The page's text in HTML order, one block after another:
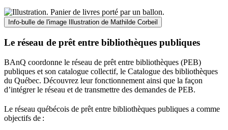
Info-bulle de l'image Illustration de Mathilde Corbeil
Le réseau de prêt entre bibliothèques publiques
BAnQ coordonne le réseau de prêt entre bibliothèques (PEB)
publiques et son catalogue collectif, le Catalogue des bibliothèques
du Québec. Découvrez leur fonctionnement ainsi que la façon
d’intégrer le réseau et de transmettre des demandes de PEB.
Le réseau québécois de prêt entre bibliothèques publiques a comme
objectifs de :